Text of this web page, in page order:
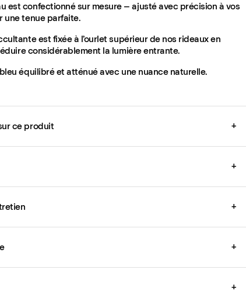
est confectionné sur mesure – ajusté avec précision à vos
une tenue parfaite.
est fixée à l’ourlet supérieur de nos rideaux en
considérablement la lumière entrante.
équilibré et atténué avec une nuance naturelle.
ce produit +
+
+
+
+